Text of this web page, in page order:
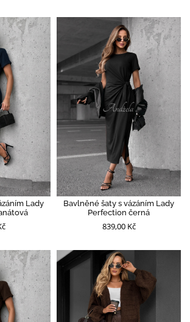
Lady
Bavlněné šaty s vázáním Lady
Perfection černá
839,00 Kč